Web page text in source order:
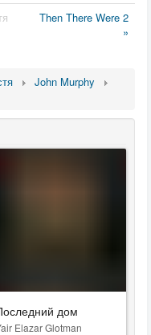
Then There Were 2
»
John Murphy
дом
Elazar Glotman